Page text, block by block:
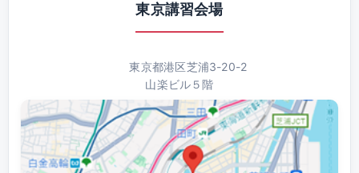
東京講習会場
東京都港区芝浦3-20-2
山楽ビル５階